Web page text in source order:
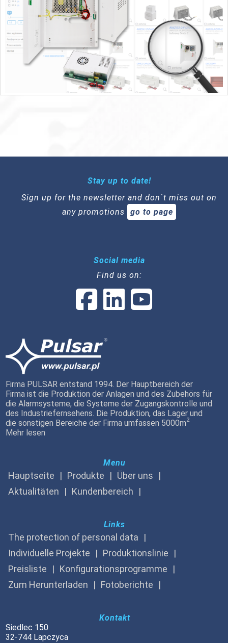
Stay up to date!
Sign up for the newsletter and don`t miss out on
any promotions
go to page
Social media
Find us on:
Firma PULSAR entstand 1994. Der Hauptbereich der
Firma ist die Produktion der Anlagen und des Zubehörs für
die Alarmsysteme, die Systeme der Zugangskontrolle und
des Industriefernsehens. Die Produktion, das Lager und
die sonstigen Bereiche der Firma umfassen 5000m2
Mehr lesen
Menu
Hauptseite Produkte
Über uns
Aktualitäten
Kundenbereich
Links
The protection of personal data
Individuelle Projekte
Produktionslinie
Preisliste
Konfigurationsprogramme
Zum Herunterladen
Fotoberichte
Kontakt
Siedlec 150
32-744 Lapczyca